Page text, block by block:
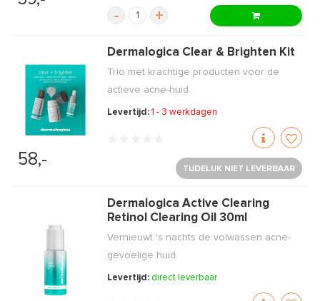
- +
58,-
Dermalogica Clear & Brighten Kit
Trio met krachtige producten voor de
actieve acne-huid.
Levertijd:1 - 3 werkdagen
TIJDELIJK NIET LEVERBAAR
Dermalogica Active Clearing
Retinol Clearing Oil 30ml
Vernieuwt 's nachts de volwassen acne-
gevoelige huid.
Levertijd: direct leverbaar